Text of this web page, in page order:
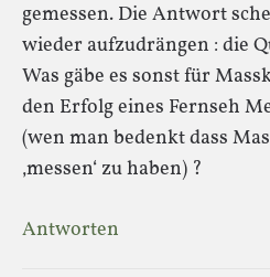
gemessen. Die Antwort
wieder aufzudrängen : die
Was gäbe es sonst für
den Erfolg eines Fernseh
(wen man bedenkt dass
‚messen‘ zu haben) ?
Antworten